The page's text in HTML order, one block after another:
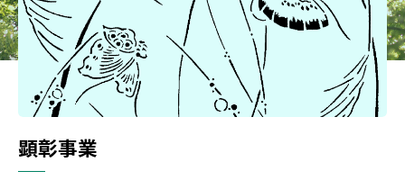
顕彰事業